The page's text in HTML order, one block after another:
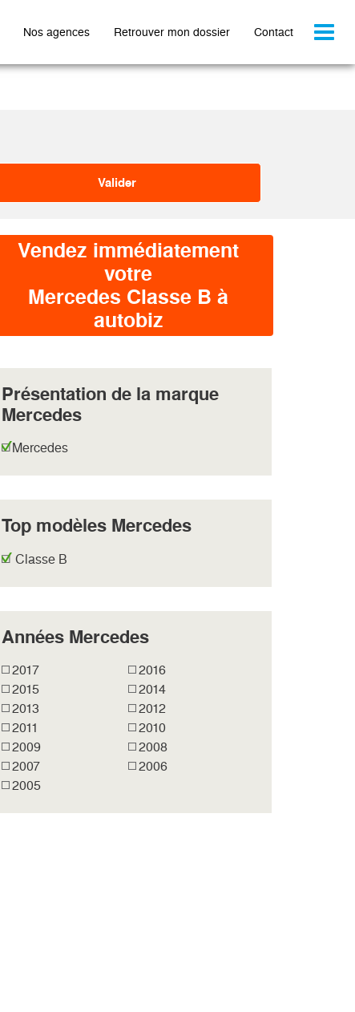
Nos agences Retrouver mon dossier Contact
Vendez immédiatement
votre
Mercedes Classe B à
autobiz
Présentation de la marque
Mercedes
Mercedes
Top modèles Mercedes
Classe B
Années Mercedes
2017
2016
2015
2014
2013
2012
2011
2010
2009
2008
2007
2006
2005